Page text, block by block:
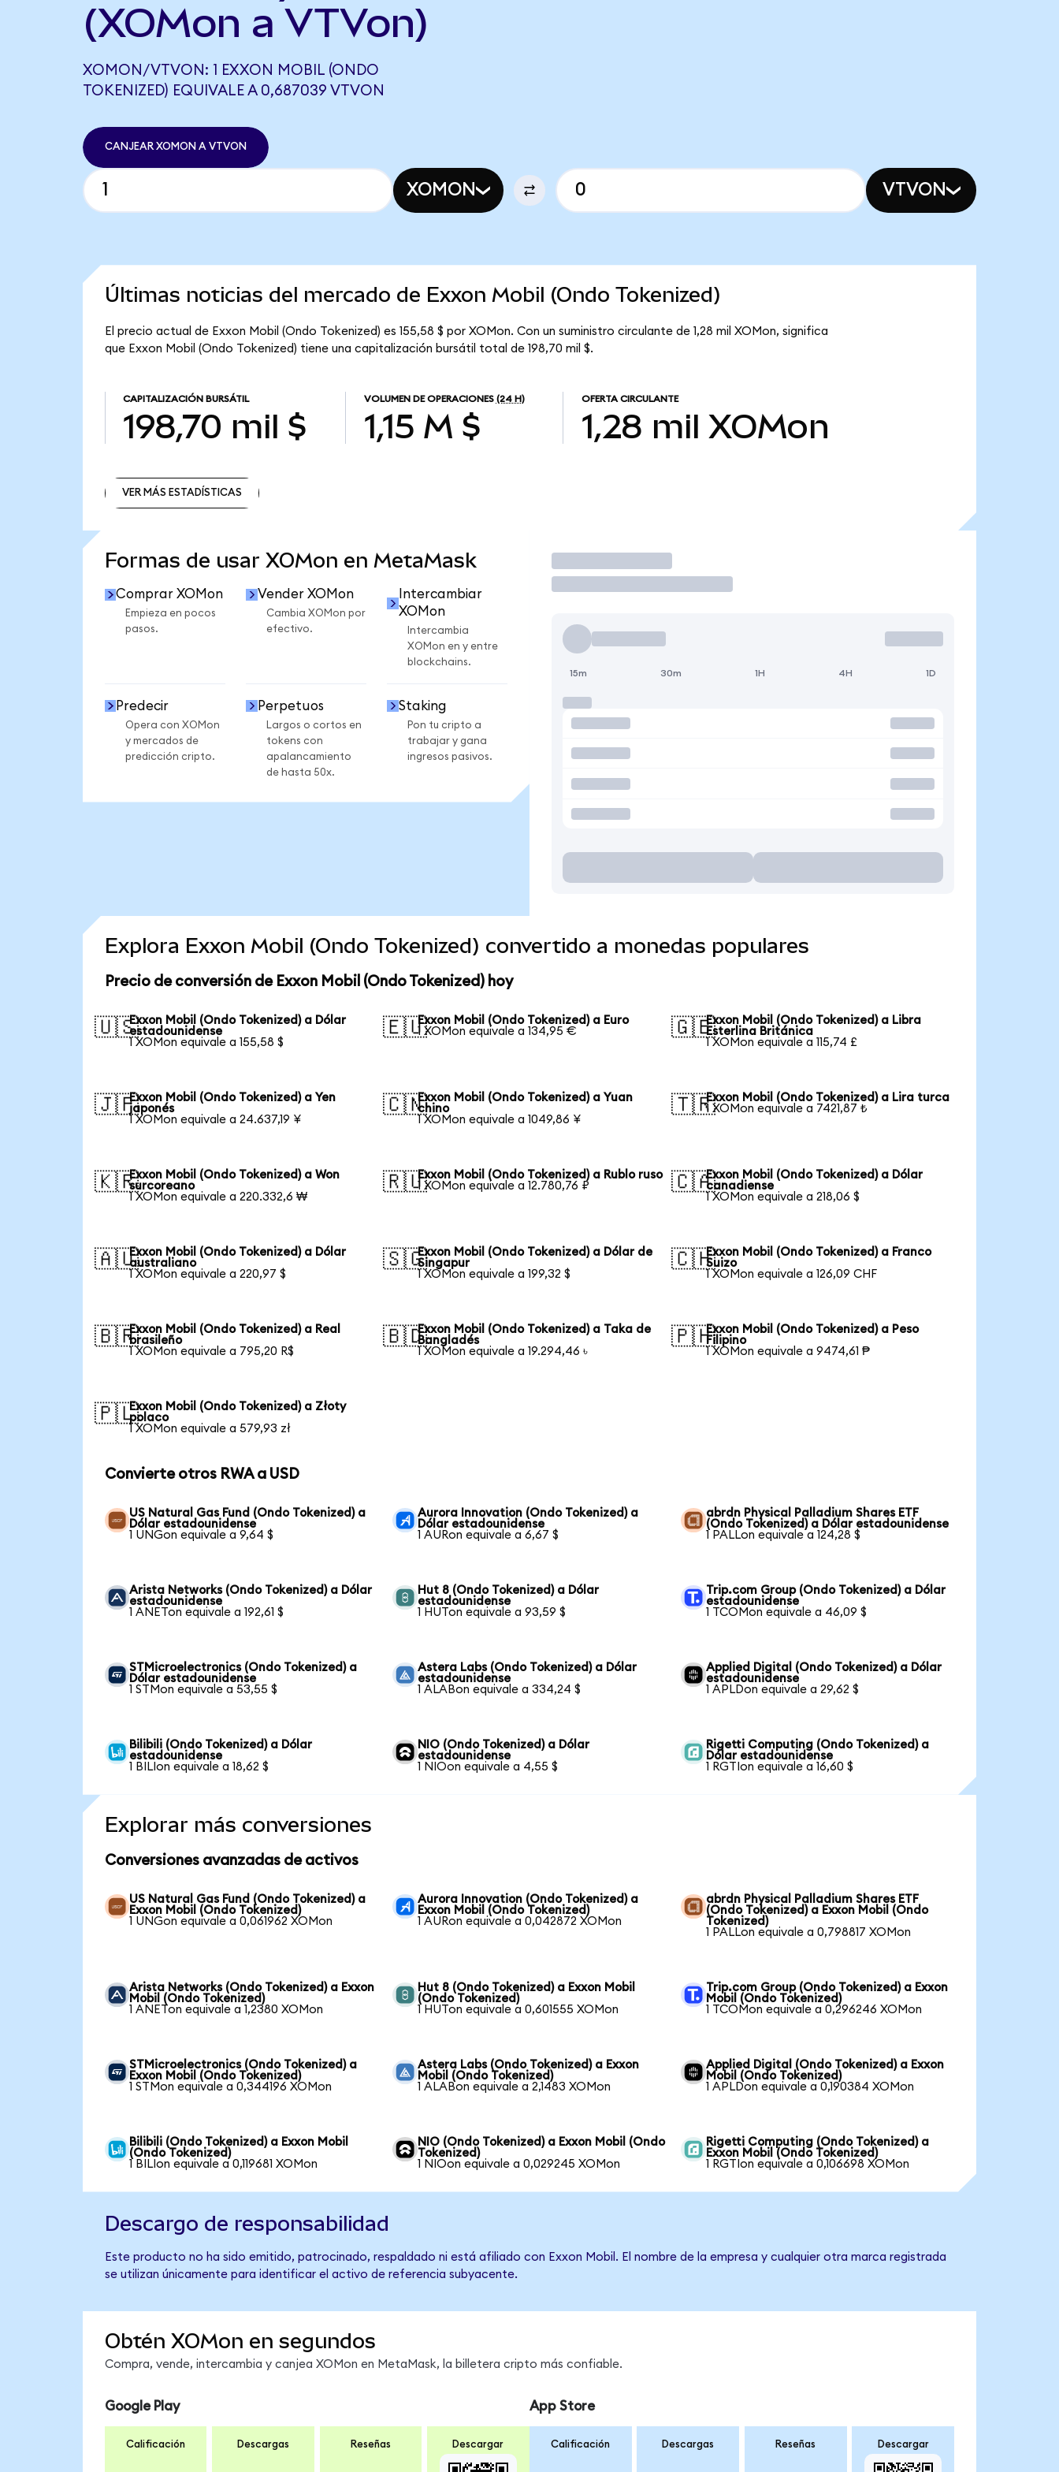
(XOMon a VTVon)
XOMON/VTVON: 1 EXXON MOBIL (ONDO
TOKENIZED) EQUIVALE A 0,687039 VTVON
CANJEAR XOMON A VTVON
XOMON VTVON
Últimas noticias del mercado de Exxon Mobil (Ondo Tokenized)
El precio actual de Exxon Mobil (Ondo Tokenized) es 155,58 $ por XOMon. Con un suministro circulante de 1,28 mil XOMon, significa
que Exxon Mobil (Ondo Tokenized) tiene una capitalización bursátil total de 198,70 mil $.
CAPITALIZACIÓN BURSÁTIL
198,70 mil $
VOLUMEN DE OPERACIONES (24 H)
1,15 M $
OFERTA CIRCULANTE
1,28 mil XOMon
VER MÁS ESTADÍSTICAS
Formas de usar XOMon en MetaMask
Comprar XOMon
Empieza en pocos
pasos.
Vender XOMon
Cambia XOMon por
efectivo.
Intercambiar
XOMon
Intercambia
XOMon en y entre
blockchains.
Predecir
Opera con XOMon
y mercados de
predicción cripto.
Perpetuos
Largos o cortos en
tokens con
apalancamiento
de hasta 50x.
Staking
Pon tu cripto a
trabajar y gana
ingresos pasivos.
Operar
15m 30m 1H 4H 1D
Explora Exxon Mobil (Ondo Tokenized) convertido a monedas populares
Precio de conversión de Exxon Mobil (Ondo Tokenized) hoy
🇺🇸Exxon Mobil (Ondo Tokenized) a Dólar
estadounidense
1 XOMon equivale a 155,58 $
🇪🇺Exxon Mobil (Ondo Tokenized) a Euro
1 XOMon equivale a 134,95 €
🇬🇧Exxon Mobil (Ondo Tokenized) a Libra
Esterlina Británica
1 XOMon equivale a 115,74 £
🇯🇵Exxon Mobil (Ondo Tokenized) a Yen
japonés
1 XOMon equivale a 24.637,19 ¥
🇨🇳Exxon Mobil (Ondo Tokenized) a Yuan
chino
1 XOMon equivale a 1049,86 ¥
🇹🇷Exxon Mobil (Ondo Tokenized) a Lira turca
1 XOMon equivale a 7421,87 ₺
🇰🇷Exxon Mobil (Ondo Tokenized) a Won
surcoreano
1 XOMon equivale a 220.332,6 ₩
🇷🇺Exxon Mobil (Ondo Tokenized) a Rublo ruso
1 XOMon equivale a 12.780,76 ₽
🇨🇦Exxon Mobil (Ondo Tokenized) a Dólar
canadiense
1 XOMon equivale a 218,06 $
🇦🇺Exxon Mobil (Ondo Tokenized) a Dólar
australiano
1 XOMon equivale a 220,97 $
🇸🇬Exxon Mobil (Ondo Tokenized) a Dólar de
Singapur
1 XOMon equivale a 199,32 $
🇨🇭Exxon Mobil (Ondo Tokenized) a Franco
Suizo
1 XOMon equivale a 126,09 CHF
🇧🇷Exxon Mobil (Ondo Tokenized) a Real
brasileño
1 XOMon equivale a 795,20 R$
🇧🇩Exxon Mobil (Ondo Tokenized) a Taka de
Bangladés
1 XOMon equivale a 19.294,46 ৳
🇵🇭Exxon Mobil (Ondo Tokenized) a Peso
Filipino
1 XOMon equivale a 9474,61 ₱
🇵🇱Exxon Mobil (Ondo Tokenized) a Złoty
polaco
1 XOMon equivale a 579,93 zł
Convierte otros RWA a USD
US Natural Gas Fund (Ondo Tokenized) a
Dólar estadounidense
1 UNGon equivale a 9,64 $
Aurora Innovation (Ondo Tokenized) a
Dólar estadounidense
1 AURon equivale a 6,67 $
abrdn Physical Palladium Shares ETF
(Ondo Tokenized) a Dólar estadounidense
1 PALLon equivale a 124,28 $
Arista Networks (Ondo Tokenized) a Dólar
estadounidense
1 ANETon equivale a 192,61 $
Hut 8 (Ondo Tokenized) a Dólar
estadounidense
1 HUTon equivale a 93,59 $
Trip.com Group (Ondo Tokenized) a Dólar
estadounidense
1 TCOMon equivale a 46,09 $
STMicroelectronics (Ondo Tokenized) a
Dólar estadounidense
1 STMon equivale a 53,55 $
Astera Labs (Ondo Tokenized) a Dólar
estadounidense
1 ALABon equivale a 334,24 $
Applied Digital (Ondo Tokenized) a Dólar
estadounidense
1 APLDon equivale a 29,62 $
Bilibili (Ondo Tokenized) a Dólar
estadounidense
1 BILIon equivale a 18,62 $
NIO (Ondo Tokenized) a Dólar
estadounidense
1 NIOon equivale a 4,55 $
Rigetti Computing (Ondo Tokenized) a
Dólar estadounidense
1 RGTIon equivale a 16,60 $
Explorar más conversiones
Conversiones avanzadas de activos
US Natural Gas Fund (Ondo Tokenized) a
Exxon Mobil (Ondo Tokenized)
1 UNGon equivale a 0,061962 XOMon
Aurora Innovation (Ondo Tokenized) a
Exxon Mobil (Ondo Tokenized)
1 AURon equivale a 0,042872 XOMon
abrdn Physical Palladium Shares ETF
(Ondo Tokenized) a Exxon Mobil (Ondo
Tokenized)
1 PALLon equivale a 0,798817 XOMon
Arista Networks (Ondo Tokenized) a Exxon
Mobil (Ondo Tokenized)
1 ANETon equivale a 1,2380 XOMon
Hut 8 (Ondo Tokenized) a Exxon Mobil
(Ondo Tokenized)
1 HUTon equivale a 0,601555 XOMon
Trip.com Group (Ondo Tokenized) a Exxon
Mobil (Ondo Tokenized)
1 TCOMon equivale a 0,296246 XOMon
STMicroelectronics (Ondo Tokenized) a
Exxon Mobil (Ondo Tokenized)
1 STMon equivale a 0,344196 XOMon
Astera Labs (Ondo Tokenized) a Exxon
Mobil (Ondo Tokenized)
1 ALABon equivale a 2,1483 XOMon
Applied Digital (Ondo Tokenized) a Exxon
Mobil (Ondo Tokenized)
1 APLDon equivale a 0,190384 XOMon
Bilibili (Ondo Tokenized) a Exxon Mobil
(Ondo Tokenized)
1 BILIon equivale a 0,119681 XOMon
NIO (Ondo Tokenized) a Exxon Mobil (Ondo
Tokenized)
1 NIOon equivale a 0,029245 XOMon
Rigetti Computing (Ondo Tokenized) a
Exxon Mobil (Ondo Tokenized)
1 RGTIon equivale a 0,106698 XOMon
Descargo de responsabilidad
Este producto no ha sido emitido, patrocinado, respaldado ni está afiliado con Exxon Mobil. El nombre de la empresa y cualquier otra marca registrada
se utilizan únicamente para identificar el activo de referencia subyacente.
Obtén XOMon en segundos
Compra, vende, intercambia y canjea XOMon en MetaMask, la billetera cripto más confiable.
Google Play
Calificación Descargas Reseñas Descargar
App Store
Calificación Descargas Reseñas Descargar